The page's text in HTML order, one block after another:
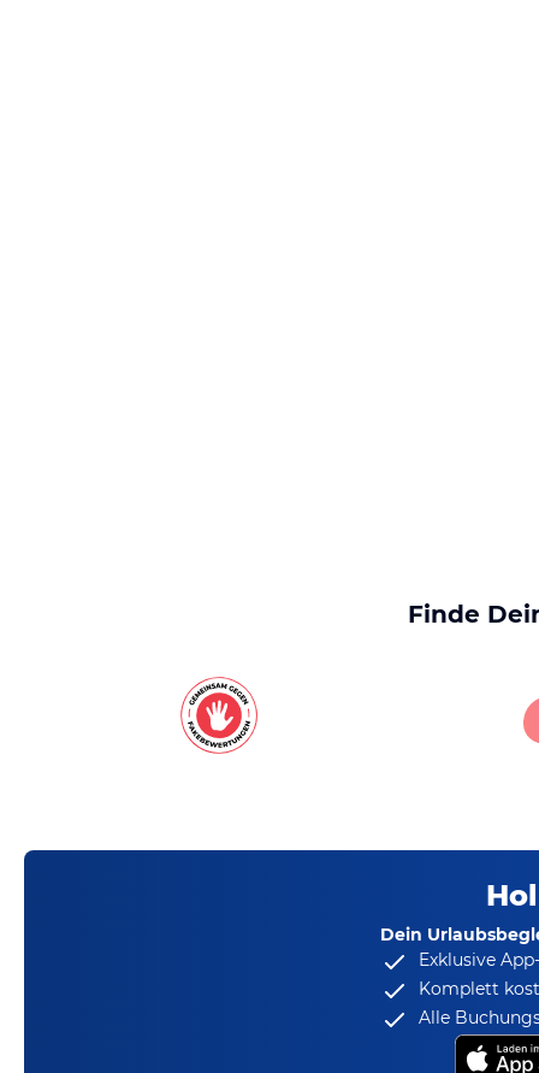
Finde
Dein
Exklusive
Komplett
Alle